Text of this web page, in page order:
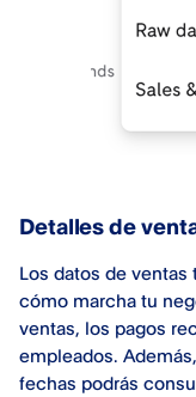
Detalles de
Los datos de
cómo marcha tu
ventas, los pagos
empleados.
fechas podrás